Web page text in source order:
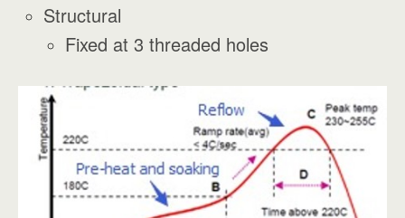
Structural
Fixed at 3 threaded holes